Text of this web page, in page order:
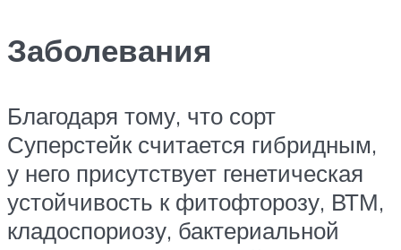
Заболевания
Благодаря тому, что сорт
Суперстейк считается гибридным,
у него присутствует генетическая
устойчивость к фитофторозу, ВТМ,
кладоспориозу, бактериальной